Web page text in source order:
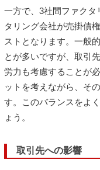
一方で、3社間ファク
タリング会社が売掛債
ストとなります。一般
とが多いですが、取引
労力も考慮することが
ットを考えながら、そ
す。このバランスをよ
ょう。
取引先への影響